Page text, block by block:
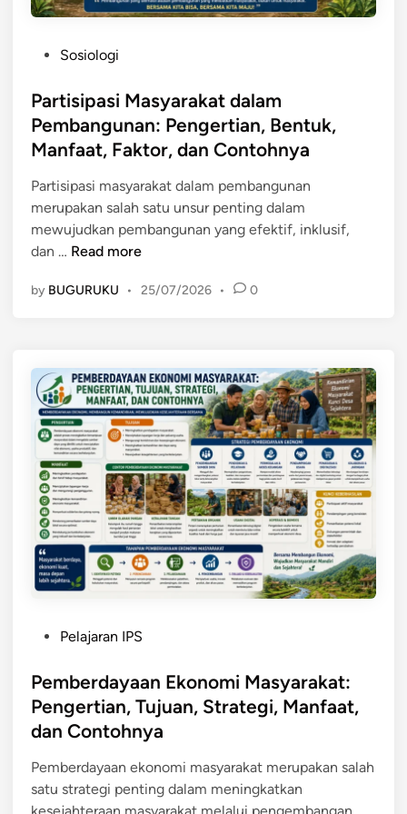
s
t
e
i
n
Sosiologi
Partisipasi Masyarakat dalam
Pembangunan: Pengertian, Bentuk,
Manfaat, Faktor, dan Contohnya
Partisipasi masyarakat dalam pembangunan
merupakan salah satu unsur penting dalam
mewujudkan pembangunan yang efektif, inklusif,
dan … P
r
i
p
a
s
i
M
a
s
y
a
k
t
d
a
a
m
Read more
by BUGURUKU • 25/07/2026 • 0
s
t
d
i
n
Pelajaran IPS
Pemberdayaan Ekonomi Masyarakat:
Pengertian, Tujuan, Strategi, Manfaat,
dan Contohnya
Pemberdayaan ekonomi masyarakat merupakan salah
satu strategi penting dalam meningkatkan
kesejahteraan masyarakat melalui pengembangan